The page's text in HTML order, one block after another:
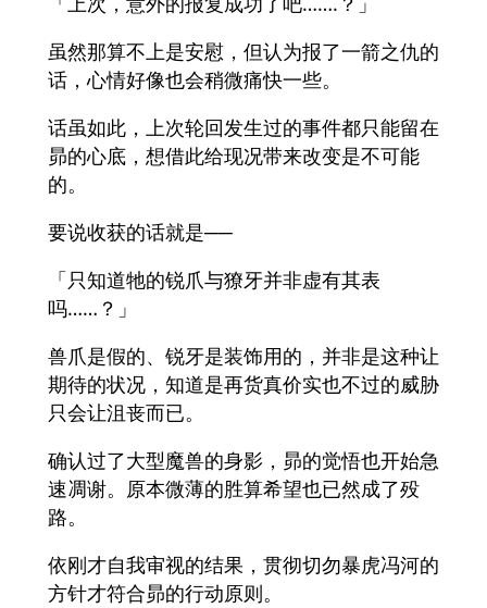
虽然那算不上是安慰，但认为报了一箭之仇的
话，心情好像也会稍微痛快一些。
话虽如此，上次轮回发生过的事件都只能留在
昴的心底，想借此给现况带来改变是不可能
的。
要说收获的话就是──
「只知道牠的锐爪与獠牙并非虚有其表
吗……？」
兽爪是假的、锐牙是装饰用的，并非是这种让
期待的状况，知道是再货真价实也不过的威胁
只会让沮丧而已。
确认过了大型魔兽的身影，昴的觉悟也开始急
速凋谢。原本微薄的胜算希望也已然成了殁
路。
依刚才自我审视的结果，贯彻切勿暴虎冯河的
方针才符合昴的行动原则。